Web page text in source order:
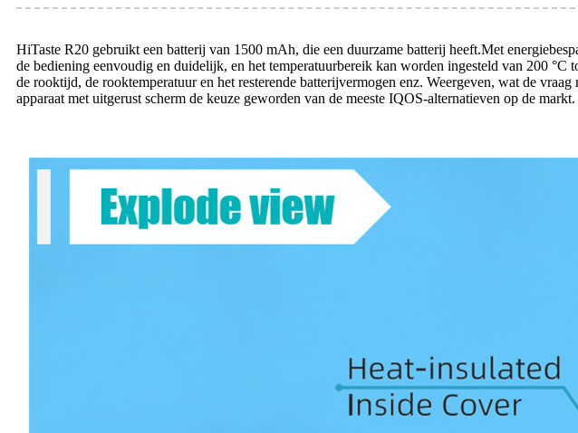
HiTaste R20 gebruikt een batterij van 1500 mAh, die een duurzame batterij heeft.Met
de bediening eenvoudig en duidelijk, en het temperatuurbereik kan worden ingesteld van 200
de rooktijd, de rooktemperatuur en het resterende batterijvermogen enz. Weergeven, wat de
apparaat met uitgerust scherm de keuze geworden van de meeste IQOS-alternatieven op de markt.